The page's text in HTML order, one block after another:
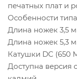
печатных плат и
Особенности
Длина ножек 3,5
Длина ножек 5,3
Катушки DC (650
Доступна версия